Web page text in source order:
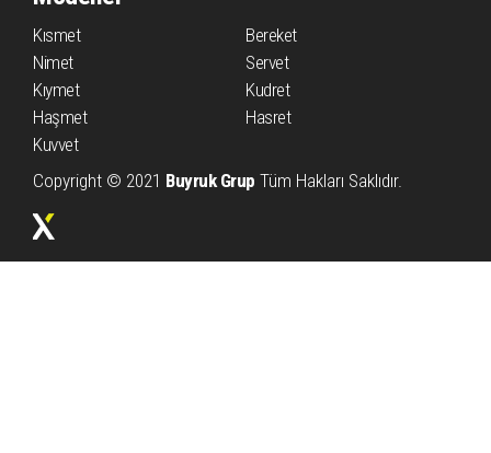
Kısmet
Bereket
Nimet
Servet
Kıymet
Kudret
Haşmet
Hasret
Kuvvet
Copyright © 2021 Buyruk Grup Tüm Hakları Saklıdır.